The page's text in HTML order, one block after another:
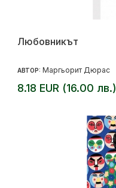
Любовникът
АВТОР: Маргьорит Дюрас
8.18 EUR (16.00 лв.)